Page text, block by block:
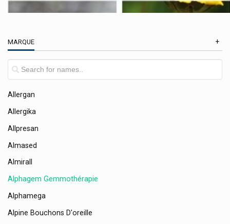
MARQUE
Akustika Sudmedica Protection Oreilles
Alcon
Aldiamed
Allergan
Allergika
Allpresan
Almased
Almirall
Alphagem Gemmothérapie
Alphamega
Alpine Bouchons D'oreille